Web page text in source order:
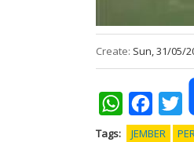
Create: Sun, 31/05/
WhatsApp
Tags JEMBER